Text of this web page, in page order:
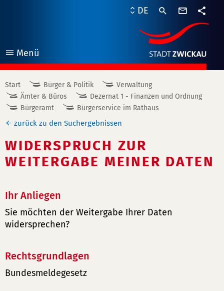
Menü
öffnen
DE
Start Bürger & Politik
Verwaltung
Ämter & Büros
Dezernat 1 - Finanzen und Ordnung
Bürgeramt
Bürgerservice im Rathaus
zurück zu den Suchergebnissen
WIDERSPRUCH ZUR
WEITERGABE MEINER DATEN
Ihr Anliegen
Sie möchten der Weitergabe Ihrer Daten
widersprechen?
Rechtsgrundlagen
Bundesmeldegesetz